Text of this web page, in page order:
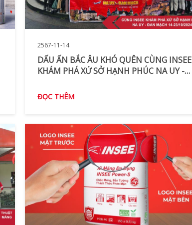
2567-11-14
DẤU ẤN BẮC ÂU KHÓ QUÊN CÙNG INSEE
KHÁM PHÁ XỨ SỞ HẠNH PHÚC NA UY -
ĐỌC THÊM